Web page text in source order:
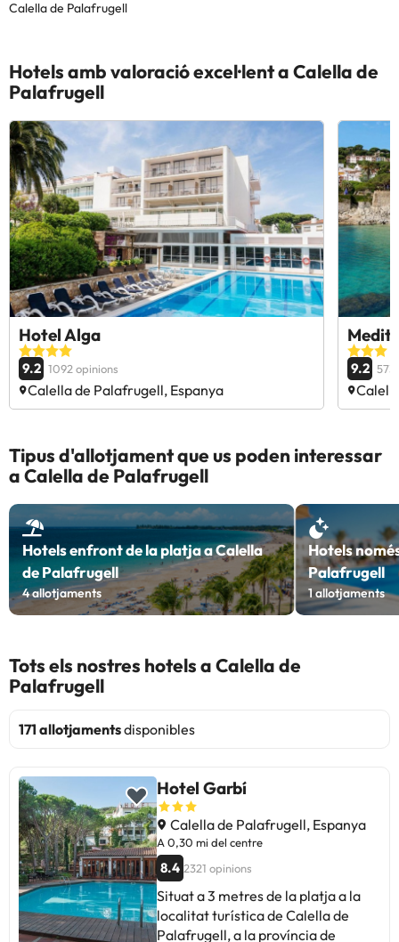
Calella de Palafrugell
Hotels amb valoració excel·lent a Calella de
Palafrugell
Hotel Alga
9.2 1092 opinions
Calella de Palafrugell, Espanya
9.2 573
Tipus d'allotjament que us poden interessar
a Calella de Palafrugell
Hotels enfront de la platja a Calella
de Palafrugell
4allotjaments
Hotels
Palafrugell
1allotjaments
Tots els nostres hotels a Calella de
Palafrugell
171 allotjamentsdisponibles
Hotel Garbí
Calella de Palafrugell, Espanya
A 0,30 mi del centre
8.4 2321 opinions
Situat a 3 metres de la platja a la
localitat turística de Calella de
Palafrugell, a la província de